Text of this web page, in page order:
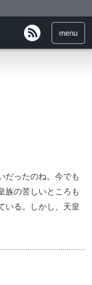
menu
だったのね。今でも
族の苦しいところも
いる。しかし、天皇